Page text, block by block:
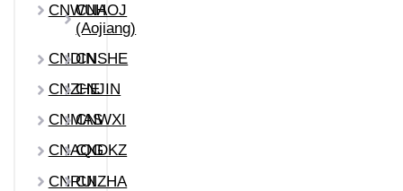
CNWUH
CNAOJ
(Aojiang)
CNDINCNSHE
CNZHE
CNJIN
CNMAS
CNWXI
CNAQG
CNDKZ
CNRUICNZHA